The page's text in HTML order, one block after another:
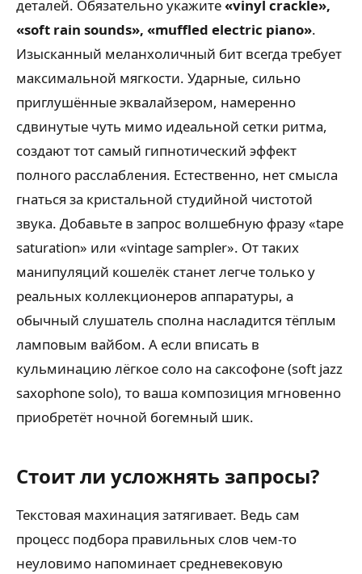
деталей. Обязательно укажите«vinyl crackle»,
«soft rain sounds», «muffled electric piano».
Изысканный меланхоличный бит всегда требует
максимальной мягкости. Ударные, сильно
приглушённые эквалайзером, намеренно
сдвинутые чуть мимо идеальной сетки ритма,
создают тот самый гипнотический эффект
полного расслабления. Естественно, нет смысла
гнаться за кристальной студийной чистотой
звука. Добавьте в запрос волшебную фразу «tape
saturation» или «vintage sampler». От таких
манипуляций кошелёк станет легче только у
реальных коллекционеров аппаратуры, а
обычный слушатель сполна насладится тёплым
ламповым вайбом. А если вписать в
кульминацию лёгкое соло на саксофоне (soft jazz
saxophone solo), то ваша композиция мгновенно
приобретёт ночной богемный шик.
Стоит ли усложнять запросы?
Текстовая махинация затягивает. Ведь сам
процесс подбора правильных слов чем-то
неуловимо напоминает средневековую